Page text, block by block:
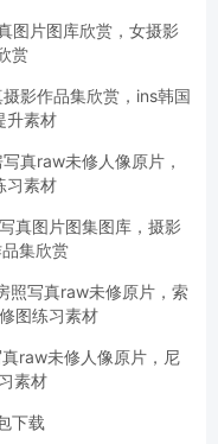
图片图库欣赏，女摄影
赏
影作品集欣赏，ins韩国
升素材
真raw未修人像原片，
习素材
真图片图集图库，摄影
集欣赏
照写真raw未修原片，索
图练习素材
raw未修人像原片，尼
素材
下载